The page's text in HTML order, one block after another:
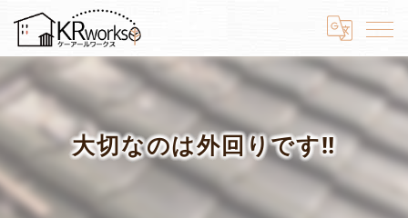
大切なのは外回りです‼